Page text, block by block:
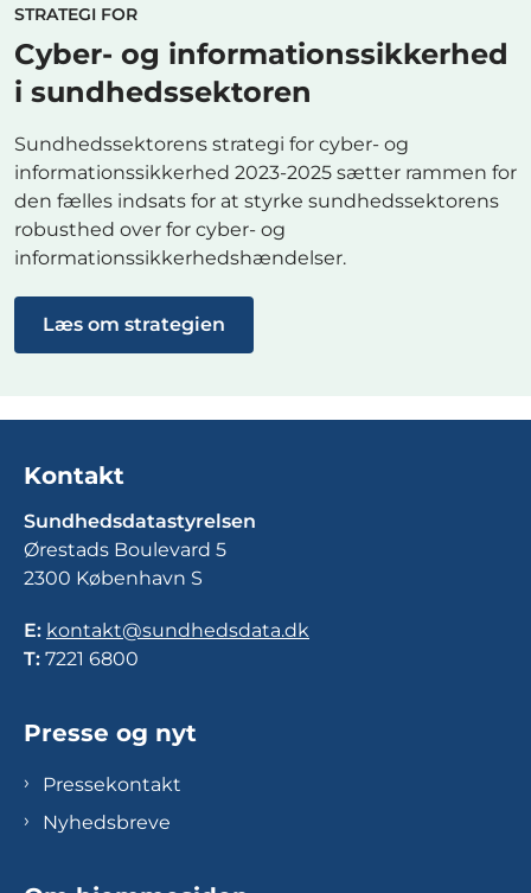
STRATEGI FOR
Cyber- og informationssikkerhed
i sundhedssektoren
Sundhedssektorens strategi for cyber- og
informationssikkerhed 2023-2025 sætter rammen for
den fælles indsats for at styrke sundhedssektorens
robusthed over for cyber- og
informationssikkerhedshændelser.
Læs om strategien
Kontakt
Sundhedsdatastyrelsen
Ørestads Boulevard 5
2300 København S
E: kontakt@sundhedsdata.dk
T: 7221 6800
Presse og nyt
Pressekontakt
Nyhedsbreve